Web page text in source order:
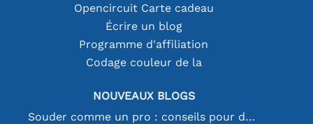
Opencircuit Carte cadeau
Écrire un blog
Programme d'affiliation
Codage couleur de la
NOUVEAUX BLOGS
Souder comme un pro : conseils pour des connexions électroniques parfaites